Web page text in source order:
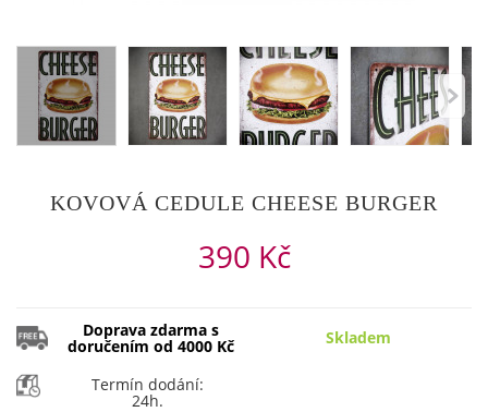
KOVOVÁ CEDULE CHEESE BURGER
390 Kč
Doprava zdarma s
doručením od 4000 Kč Skladem
Termín dodání:
24h.